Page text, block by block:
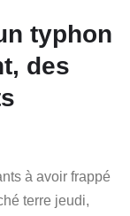
typhon
des
à avoir frappé
terre jeudi,